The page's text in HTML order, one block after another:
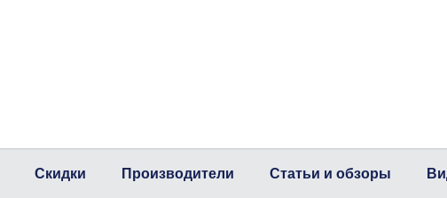
Скидки Производители Статьи и обзоры